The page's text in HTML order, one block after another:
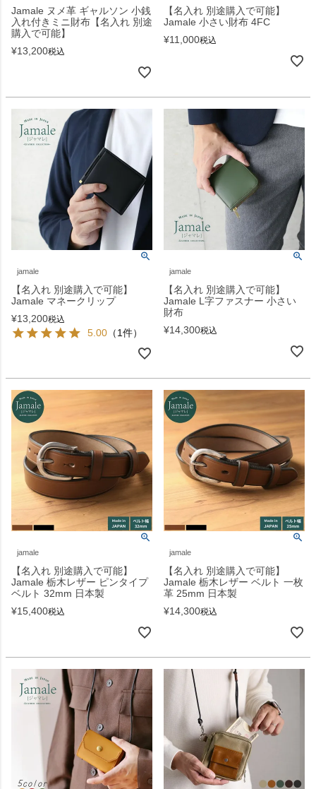
Jamale ヌメ革 ギャルソン 小銭
入れ付きミニ財布【名入れ 別途
購入で可能】
¥13,200税込
【名入れ 別途購入で可能】
Jamale 小さい財布 4FC
¥11,000税込
jamale
【名入れ 別途購入で可能】
Jamale マネークリップ
¥13,200税込
5.00 （1件）
jamale
【名入れ 別途購入で可能】
Jamale L字ファスナー 小さい
財布
¥14,300税込
jamale
【名入れ 別途購入で可能】
Jamale 栃木レザー ピンタイプ
ベルト 32mm 日本製
¥15,400税込
jamale
【名入れ 別途購入で可能】
Jamale 栃木レザー ベルト 一枚
革 25mm 日本製
¥14,300税込